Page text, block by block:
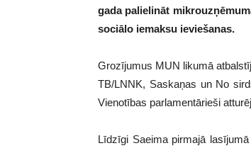
gada palielināt
sociālo iemaksu ieviešanas.
Grozījumus MUN likumā
TB/LNNK, Saskaņas un No
Vienotības parlamentārieši
Līdzīgi Saeima pirmajā